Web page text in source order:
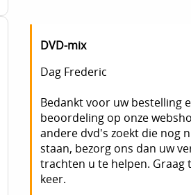
DVD-mix
Dag Frederic
Bedankt voor uw bestelling
beoordeling op onze
andere dvd's zoekt die nog
staan, bezorg ons dan uw
trachten u te helpen. Graag
keer.